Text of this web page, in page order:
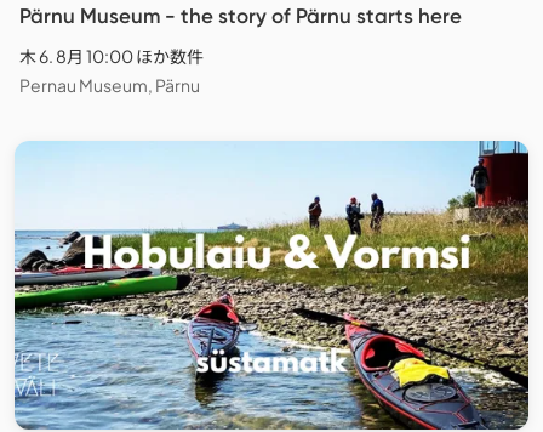
Pärnu Museum - the story of Pärnu starts here
木 6. 8月 10:00 ほか数件
Pernau Museum, Pärnu